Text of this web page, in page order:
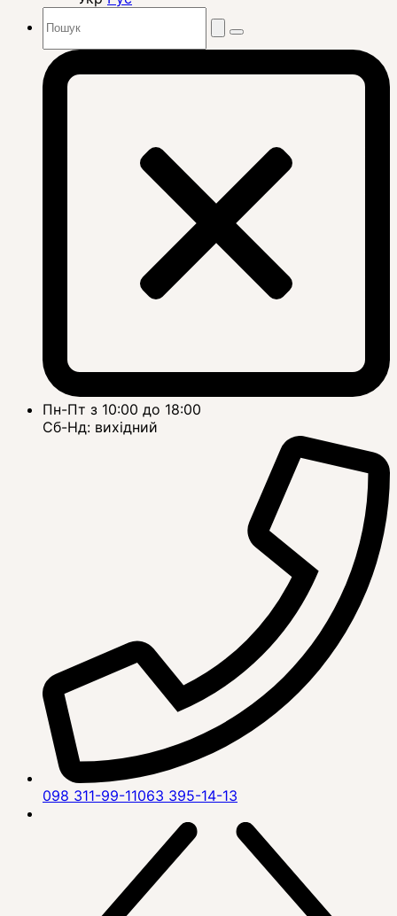
Пн-Пт з 10:00 до 18:00
Сб-Нд: вихідний
098 311-99-11063 395-14-13